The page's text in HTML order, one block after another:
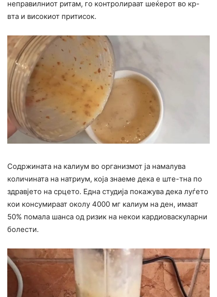
неправилниот ритам, го контролираат шеќерот во кр-
вта и високиот притисок.
Содржината на калиум во организмот ја намалува
количината на натриум, која знаеме дека е ште-тна по
здравјето на срцето. Една студија покажува дека луѓето
кои консумираат околу 4000 мг калиум на ден, имаат
50% помала шанса од ризик на некои кардиоваскуларни
болести.